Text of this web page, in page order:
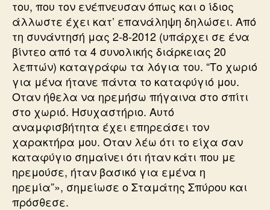
του, που τον ενέπνευσαν όπως και ο ίδιος
άλλωστε έχει κατ’ επανάληψη δηλώσει. Από
τη συνάντησή μας 2-8-2012 (υπάρχει σε ένα
βίντεο από τα 4 συνολικής διάρκειας 20
λεπτών) καταγράφω τα λόγια του. “Το χωριό
για μένα ήτανε πάντα το καταφύγιό μου.
Οταν ήθελα να ηρεμήσω πήγαινα στο σπίτι
στο χωριό. Ησυχαστήριο. Αυτό
αναμφισβήτητα έχει επηρεάσει τον
χαρακτήρα μου. Οταν λέω ότι το είχα σαν
καταφύγιο σημαίνει ότι ήταν κάτι που με
ηρεμούσε, ήταν βασικό για εμένα η
ηρεμία”», σημείωσε ο Σταμάτης Σπύρου και
πρόσθεσε.